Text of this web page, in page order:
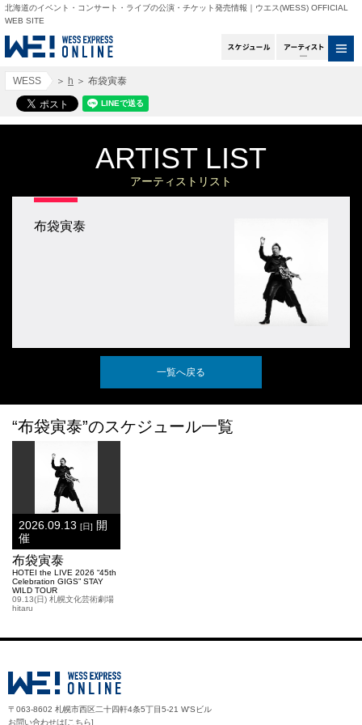
北海道のイベント・コンサート・ライブの公演・チケット発売情報｜ウエス(WESS) OFFICIAL
WEB SITE
スケジュールアー
WESS ＞ h ＞ 布袋寅泰
ARTIST LIST
アーティストリスト
布袋寅泰
一覧へ戻る
“布袋寅泰”のスケジュール一覧
2026.09.13 [日] 開
催
布袋寅泰
HOTEI the LIVE 2026 “45th
Celebration GIGS” STAY
WILD TOUR
09.13(日) 札幌文化芸術劇場
hitaru
〒063-8602 札幌市西区二十四軒4条5丁目5-21 W'Sビル
お問い合わせは[こちら]